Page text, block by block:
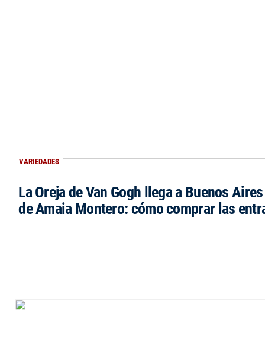
VARIEDADES
La Oreja de Van Gogh llega a Buenos
de Amaia Montero: cómo comprar las